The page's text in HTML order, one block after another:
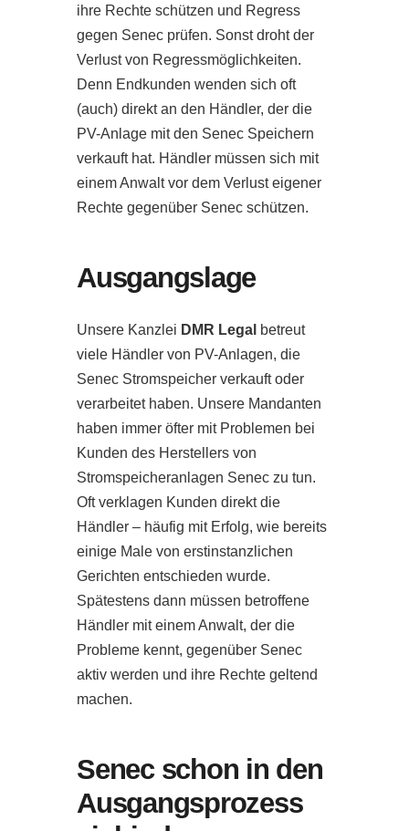
ihre Rechte schützen und Regress
gegen Senec prüfen. Sonst droht der
Verlust von Regressmöglichkeiten.
Denn Endkunden wenden sich oft
(auch) direkt an den Händler, der die
PV-Anlage mit den Senec Speichern
verkauft hat. Händler müssen sich mit
einem Anwalt vor dem Verlust eigener
Rechte gegenüber Senec schützen.
Ausgangslage
Unsere Kanzlei DMR Legal betreut
viele Händler von PV-Anlagen, die
Senec Stromspeicher verkauft oder
verarbeitet haben. Unsere Mandanten
haben immer öfter mit Problemen bei
Kunden des Herstellers von
Stromspeicheranlagen Senec zu tun.
Oft verklagen Kunden direkt die
Händler – häufig mit Erfolg, wie bereits
einige Male von erstinstanzlichen
Gerichten entschieden wurde.
Spätestens dann müssen betroffene
Händler mit einem Anwalt, der die
Probleme kennt, gegenüber Senec
aktiv werden und ihre Rechte geltend
machen.
Senec schon in den
Ausgangsprozess